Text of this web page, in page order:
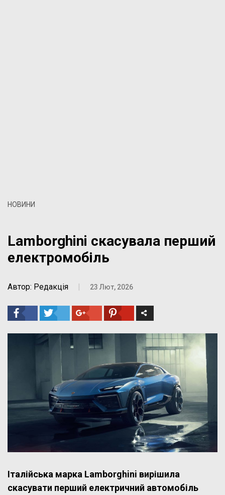
НОВИНИ
Lamborghini скасувала перший
електромобіль
Автор: Редакція 23 Лют, 2026
Італійська марка Lamborghini вирішила
скасувати перший електричний автомобіль